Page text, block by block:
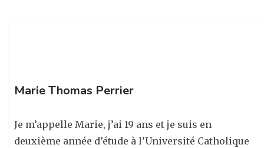
Marie Thomas Perrier
Je m’appelle Marie, j’ai 19 ans et je suis en
deuxième année d’étude à l’Université Catholique